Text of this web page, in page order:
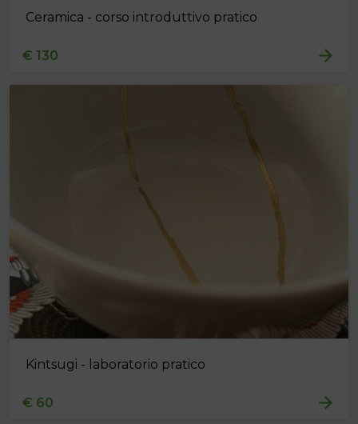
Ceramica - corso introduttivo pratico
€ 130
Kintsugi - laboratorio pratico
€ 60